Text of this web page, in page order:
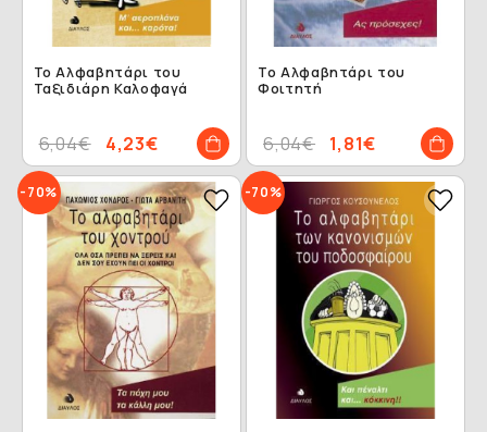
Το Αλφαβητάρι του
Ταξιδιάρη Καλοφαγά
4,23€
6,04€
Το Αλφαβητάρι του
Φοιτητή
1,81€
6,04€
-70% -70%